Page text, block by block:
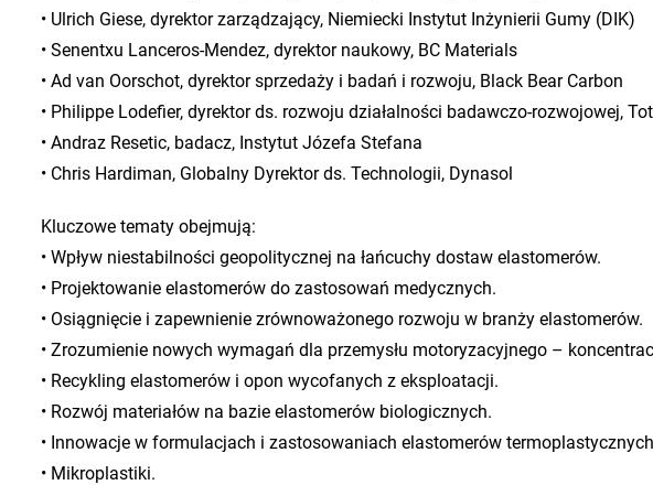
• Ulrich Giese, dyrektor zarządzający, Niemiecki Instytut Inżynierii Gumy (DIK)
• Senentxu Lanceros-Mendez, dyrektor naukowy, BC Materials
• Ad van Oorschot, dyrektor sprzedaży i badań i rozwoju, Black Bear Carbon
• Philippe Lodefier, dyrektor ds. rozwoju działalności badawczo-rozwojowej,
• Andraz Resetic, badacz, Instytut Józefa Stefana
• Chris Hardiman, Globalny Dyrektor ds. Technologii, Dynasol
Kluczowe tematy obejmują:
• Wpływ niestabilności geopolitycznej na łańcuchy dostaw elastomerów.
• Projektowanie elastomerów do zastosowań medycznych.
• Osiągnięcie i zapewnienie zrównoważonego rozwoju w branży elastomerów.
• Zrozumienie nowych wymagań dla przemysłu motoryzacyjnego –
• Recykling elastomerów i opon wycofanych z eksploatacji.
• Rozwój materiałów na bazie elastomerów biologicznych.
• Innowacje w formulacjach i zastosowaniach elastomerów
• Mikroplastiki.